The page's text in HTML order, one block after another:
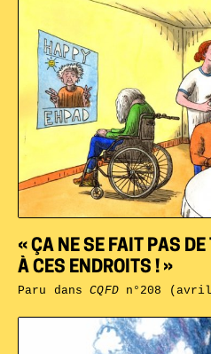
« ÇA NE SE FAIT PAS
À CES ENDROITS ! »
Paru dansCQFDn°208 (avril